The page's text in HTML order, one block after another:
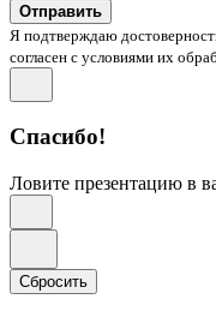
Отправить
Я подтверждаю
согласен с условиями их
Спасибо!
Ловите презентацию в
Сбросить